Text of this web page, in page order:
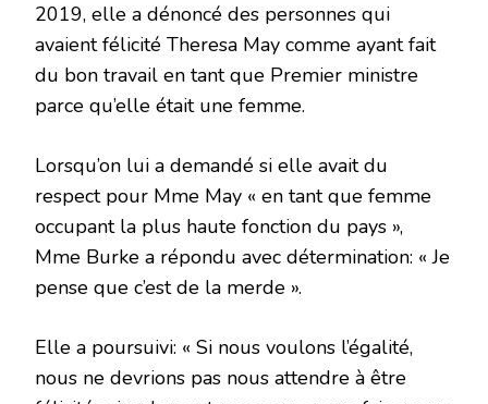
2019, elle a dénoncé des personnes qui
avaient félicité Theresa May comme ayant fait
du bon travail en tant que Premier ministre
parce qu’elle était une femme.
Lorsqu’on lui a demandé si elle avait du
respect pour Mme May « en tant que femme
occupant la plus haute fonction du pays »,
Mme Burke a répondu avec détermination: « Je
pense que c’est de la merde ».
Elle a poursuivi: « Si nous voulons l’égalité,
nous ne devrions pas nous attendre à être